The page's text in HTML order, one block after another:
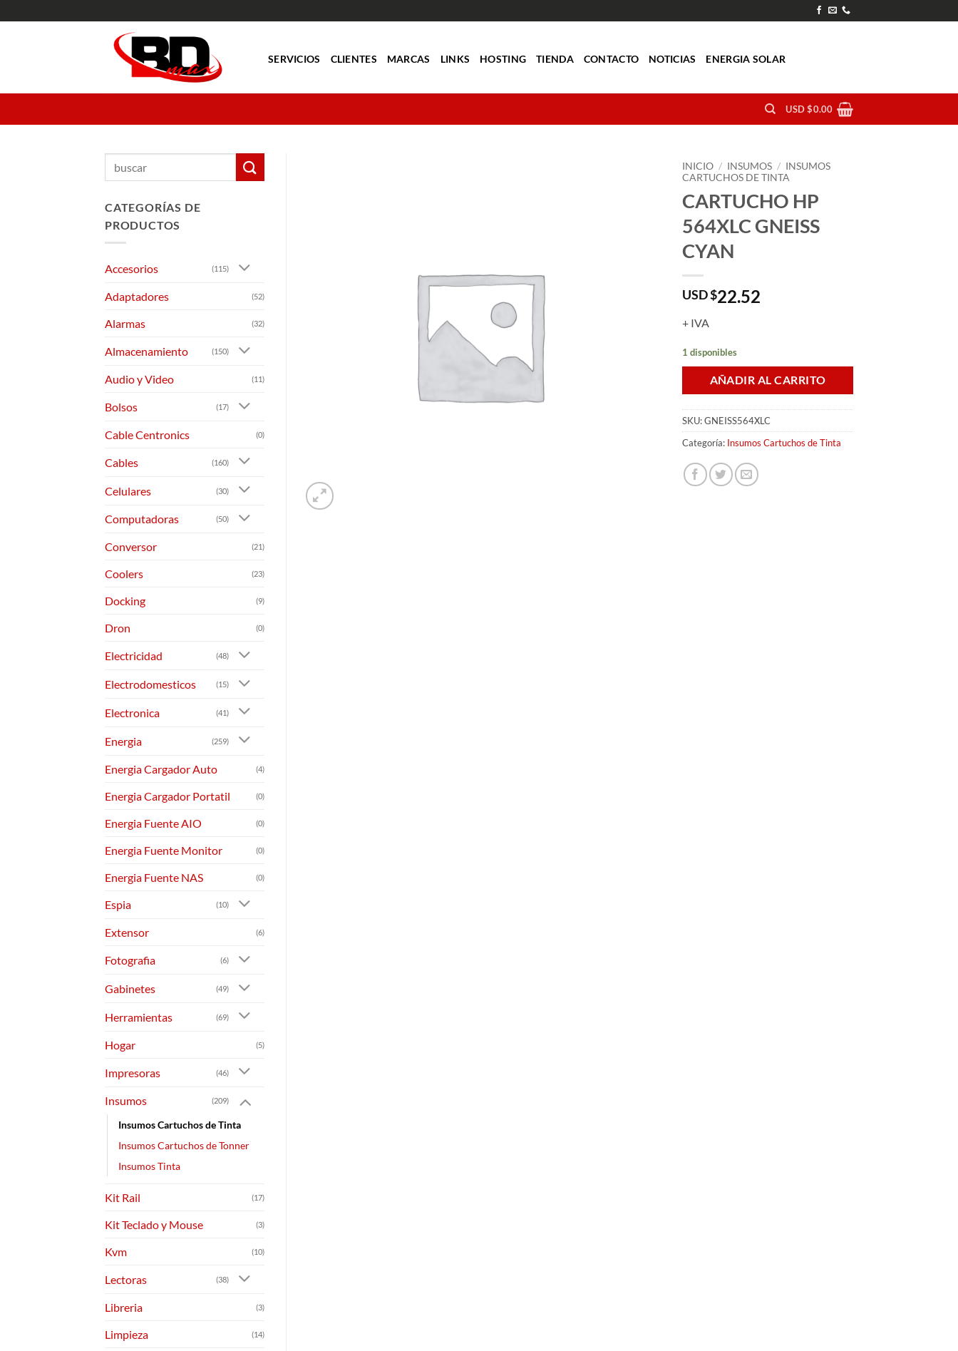
al
SERVICIOS CLIENTES MARCAS LINKS HOSTING TIENDA CONTACTO NOTICIAS ENERGIA SOLAR
USD $0.00
INICIO / INSUMOS / INSUMOS
CARTUCHOS DE TINTA
CARTUCHO HP
564XLC GNEISS
CYAN
USD $22.52
+ IVA
1 disponibles
AÑADIR AL CARRITO
SKU:GNEISS564XLC
Categoría: Insumos Cartuchos de Tinta
CATEGORÍAS DE
PRODUCTOS
Accesorios (115)
Adaptadores (52)
Alarmas (32)
Almacenamiento (150)
Audio y Video (11)
Bolsos (17)
Cable Centronics (0)
Cables (160)
Celulares (30)
Computadoras (50)
Conversor (21)
Coolers (23)
Docking (9)
Dron (0)
Electricidad (48)
Electrodomesticos (15)
Electronica (41)
Energia (259)
Energia Cargador Auto (4)
Energia Cargador Portatil (0)
Energia Fuente AIO (0)
Energia Fuente Monitor (0)
Energia Fuente NAS (0)
Espia (10)
Extensor (6)
Fotografia (6)
Gabinetes (49)
Herramientas (69)
Hogar (5)
Impresoras (46)
Insumos (209)
Insumos Cartuchos de Tinta
Insumos Cartuchos de Tonner
Insumos Tinta
Kit Rail (17)
Kit Teclado y Mouse (3)
Kvm (10)
Lectoras (38)
Libreria (3)
Limpieza (14)